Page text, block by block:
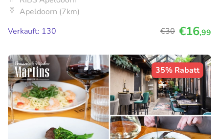
Apeldoorn (7km)
Verkauft: 130
€30 €16,99
35% Rabatt